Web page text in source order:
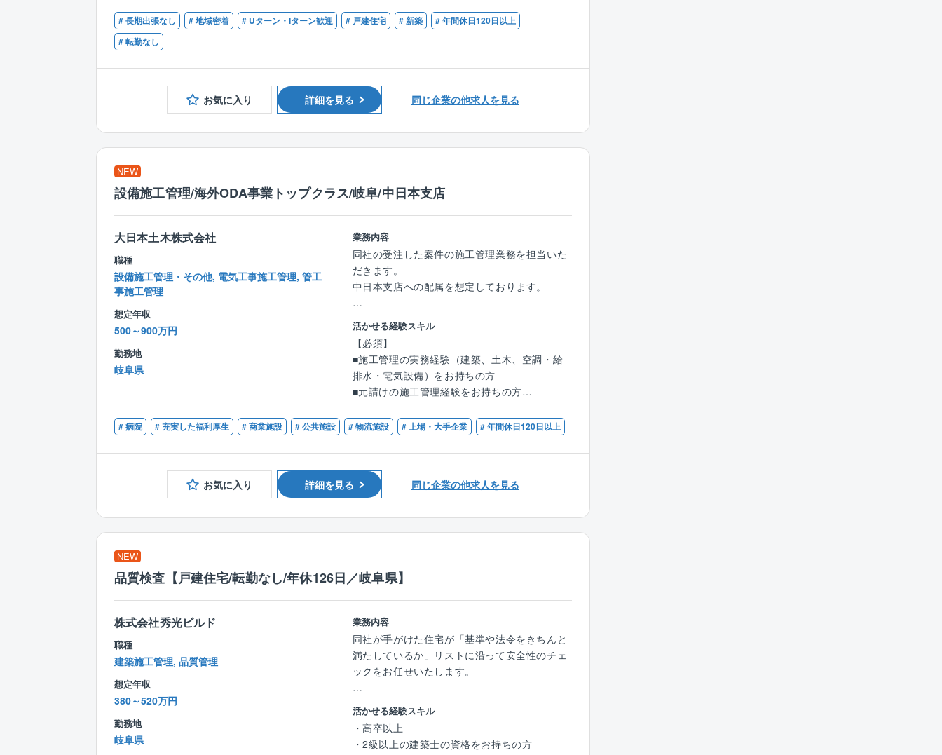
たこの想いこそ、タマホームの原点です。
注文住宅事業を中核として、戸建分譲事業、リ
事業にも取り組んでいます。
と活動のフィールドを広げ、あらゆる課題に対
【同社の魅力】
■スーパーフレックス制度
働時間の範囲で、社員自らが１日の出社・退社
時刻や労働時間を自由に決めることができる制
同社は、コアタイム(就業が義務化されている時
間)のないスーパーフレックス制度を採用してお
り、より柔軟で働きやすい環境を整えていま
す。
■リモートワーク制度 (在宅勤務)
業務内容によっては、出社不要で自宅から在宅
勤務が可能です。情報通信機器の貸し出しを行
■ビジネスカジュアル
ビジネスシーンに適した服装を前提に、スーツ
ではなく、カジュアルな服装での勤務が可能で
す。
す！
■安定した受注
発注元の8割は、親会社関西電力です。
個人差もございますが、平均月20時間ほどで
■同社設計の特長
します。
快適に過ごせる収納や間取り、健康に過ごせる
どを深堀し、最適な提案を技術力をもってかな
える設計が特徴となります。
《具体例》
導線を考えたコンセント計画、リビングやキッ
チンから家族全体を見渡せる空間作り、医学に
基づいた光や風を取り入れる設計など、高い意
《提案》
◎お客様と直接設計打ち合わせができる
⇒同社の設計士は、プラン/仕様決めの部分を営
業スタッフから引き継ぎ、設計士が行います
◎プラン作りからお客様に携われる
計士は仕様決めだけをする」という形ではな
ます。
後、半年ほどから徐々に独り立ちして仕事が任
され、実務を通して実践的に学んでいきます。
■働く環境
Mでつなぎ相談、連携、協力しやすい環境を整
えています。
そのため拠点の距離を排除した関係性の構築
【歓迎条件】
■木造住宅の設計経験
# 長期出張なし # 地域密着 # Uターン・Iターン歓迎 # 戸建住宅 # 新築
# 年間休日120日以上
# 転勤なし
お気に入り 詳細を見る 同じ企業の他求人を見る
NEW
設備施工管理/海外ODA事業トップクラス/岐阜/中日本支店
大日本土木株式会社
職種
設備施工管理・その他, 電気工事施工管理, 管工
事施工管理
想定年収
500～900万円
勤務地
岐阜県
業務内容
同社の受注した案件の施工管理業務を担当いた
だきます。
中日本支店への配属を想定しております。
【具体的には】
■安全管理
■原価管理
■各工程管理
■品質管理
■資料作成（施工計画書・申請書・報告書等）
【主な案件】
教育研究施設・娯楽・レジャー施設・工場・倉
庫・運輸・プラント・耐震・免震
をお任せします。
現場代理人、監理技術者として、建築計画の策
定・施工計画の作成・工程管理・品質管理・安
全管理・コスト管理などの施工管理業務をご担
当いただきます。
■施工対象：
官公庁、商業施設、住宅、医療施設、工場をは
じめ、幅広い建築物の施工実績があります。受
活かせる経験スキル
【必須】
■施工管理の実務経験（建築、土木、空調・給
排水・電気設備）をお持ちの方
■元請けの施工管理経験をお持ちの方
【歓迎】
■1級もしくは2級管工事施工管理技士をお持ち
の方
■1級もしくは2級電気工事施工管理技士をお持
ち方
# 病院 # 充実した福利厚生 # 商業施設 # 公共施設 # 物流施設 # 上場・大手企業 # 年間休日120日以上
お気に入り 詳細を見る 同じ企業の他求人を見る
NEW
品質検査【戸建住宅/転勤なし/年休126日／岐阜県】
株式会社秀光ビルド
職種
建築施工管理, 品質管理
想定年収
380～520万円
勤務地
岐阜県
業務内容
同社が手がけた住宅が「基準や法令をきちんと
満たしているか」リストに沿って安全性のチェ
ックをお任せいたします。
【具体的には】
■検査業務：同社は徹底した検査で安全性の高
い住宅を提供しています。
着工から竣工まで合計で12回行う検査のうち9
活かせる経験スキル
・高卒以上
・2級以上の建築士の資格をお持ちの方